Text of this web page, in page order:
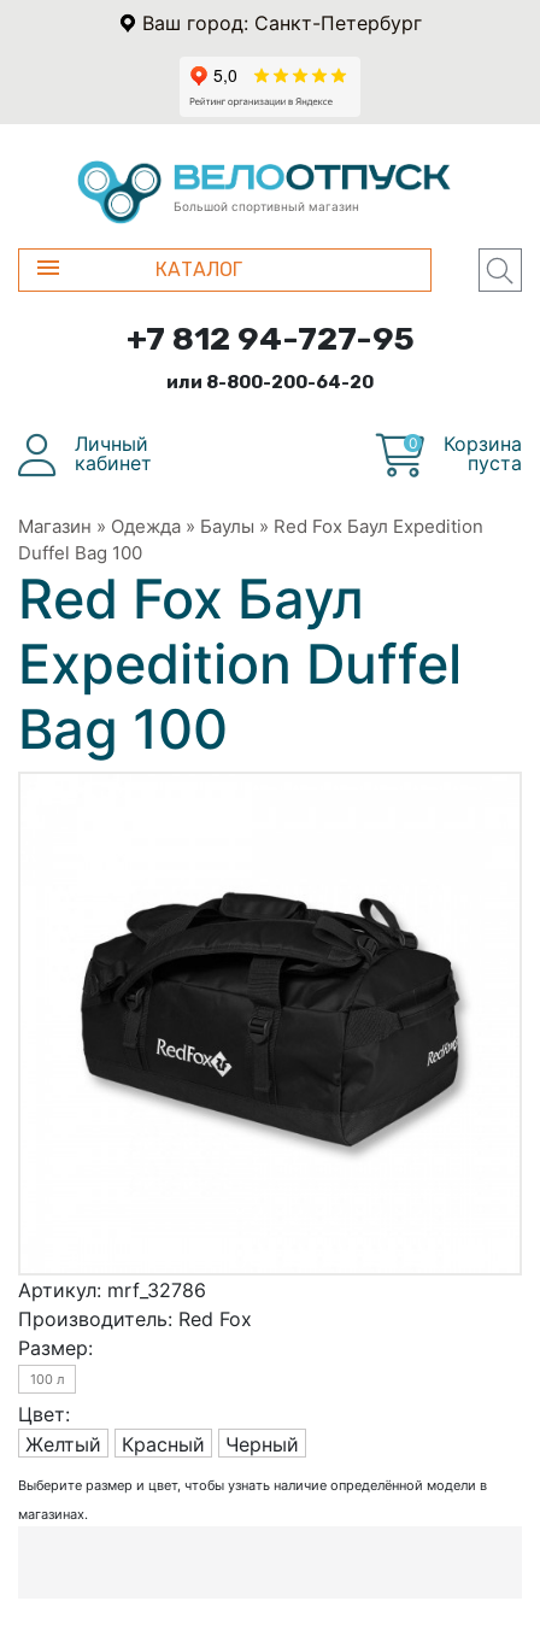
Ваш город: Санкт-Петербург
Большой спортивный магазин
КАТАЛОГ
+7 812 94-727-95
или 8-800-200-64-20
Личный
кабинет
0
Корзина
пуста
Магазин » Одежда » Баулы » Red Fox Баул Expedition
Duffel Bag 100
Red Fox Баул
Expedition Duffel
Bag 100
Артикул: mrf_32786
Производитель: Red Fox
Размер:
100 л
Цвет:
Желтый
Красный Черный
Выберите размер и цвет, чтобы узнать наличие определённой модели в
магазинах.